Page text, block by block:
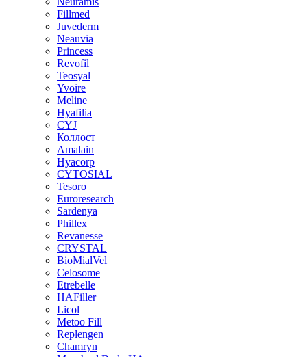
Fillmed
Juvederm
Neauvia
Princess
Revofil
Teosyal
Yvoire
Meline
Hyafilia
CYJ
Коллост
Amalain
Hyacorp
CYTOSIAL
Tesoro
Euroresearch
Sardenya
Phillex
Revanesse
CRYSTAL
BioMialVel
Celosome
Etrebelle
HAFiller
Licol
Metoo Fill
Replengen
Chamryn